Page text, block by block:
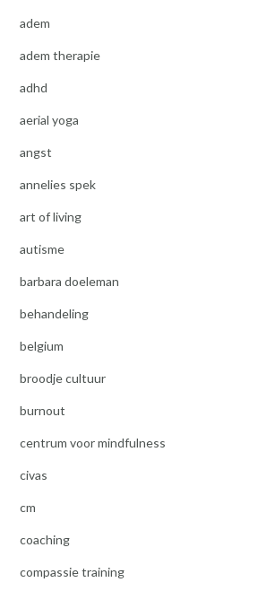
adem
adem therapie
adhd
aerial yoga
angst
annelies spek
art of living
autisme
barbara doeleman
behandeling
belgium
broodje cultuur
burnout
centrum voor mindfulness
civas
cm
coaching
compassie training